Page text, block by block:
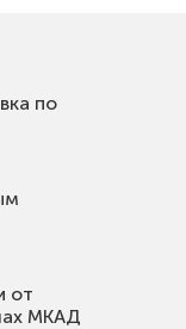
по
от
МКАД